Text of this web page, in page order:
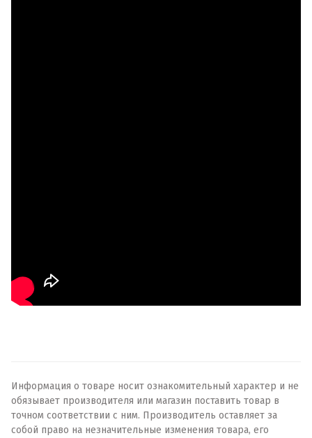
Информация о товаре носит ознакомительный характер и не
обязывает производителя или магазин поставить товар в
точном соответствии с ним. Производитель оставляет за
собой право на незначительные изменения товара, его